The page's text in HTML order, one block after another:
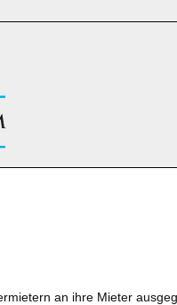
an ihre Mieter